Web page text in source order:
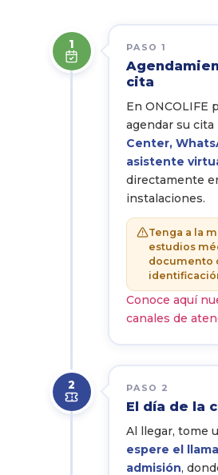
PASO 1
cita
En ONCOLIFE
agendar su cita
Center,
asistente
directamente
instalaciones.
Tenga a la
estudios
documento
Conoce aquí
canales de
1
2 PASO 2
El día de la
Al llegar, tome
espere el
admisión,